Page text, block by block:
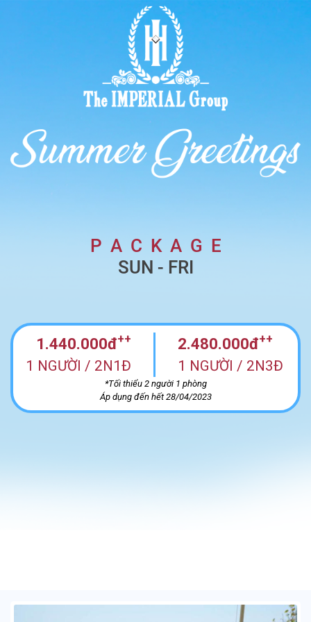
P A C K A G E
SUN - FRI
1.440.000đ++
1 NGƯỜI / 2N1Đ
2.480.000đ++
1 NGƯỜI / 2N3Đ
*Tối thiểu 2 người 1 phòng
Áp dụng đến hết 28/04/2023